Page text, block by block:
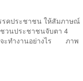
คประชาชน ให้สัมภาษณ์
ชวนประชาชนจับตา 4
จะทำงานอย่างไร ภาพ